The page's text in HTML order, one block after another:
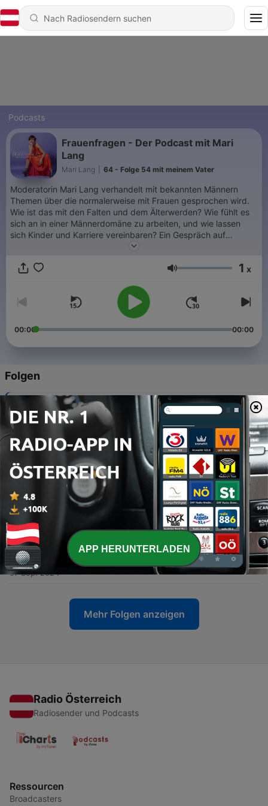
Podcasts
Frauenfragen - Der Podcast mit Mari
Lang
Mari Lang 64 - Folge 54 mit meinem Vater
Moderatorin Mari Lang verhandelt mit bekannten Männern
Themen über die normalerweise mit Frauen gesprochen wird.
Wie ist das mit den Falten und dem Älterwerden? Wie fühlt es
sich an in einer Männerdomäne zu arbeiten, und wie lassen
sich Kinder und Karriere vereinbaren? Ein Gespräch auf
Augenhöhe, in dem gespielt, gelacht und aufs heftigste
Donnerstag.
Lautstärke 1 x
00:00 00:00
Folgen
64 Folge 54 mit meinem Vater
12 Dez. 2025
63 - Folge 53 mit Didi Drobna
62 - Folge 52 mit Rudi Anschober
24 Feb. 2025
Folge 51 Live mit Christoph Krauli Held
02 Dez. 2024
60 - Folge 50 mit Lars Amend
07 Sep. 2024
Mehr Folgen anzeigen
Radio Österreich
Radiosender und Podcasts
Ressourcen
Broadcasters
APP HERUNTERLADEN